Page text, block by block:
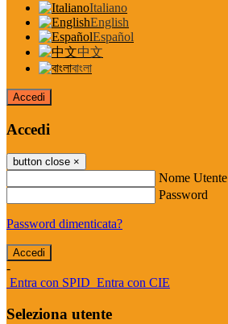
Italiano
English
Español
中文
বাংলা
Accedi
Accedi
button close ×
Nome Utente
Password
Password dimenticata?
-
Entra con SPID Entra con CIE
Seleziona utente